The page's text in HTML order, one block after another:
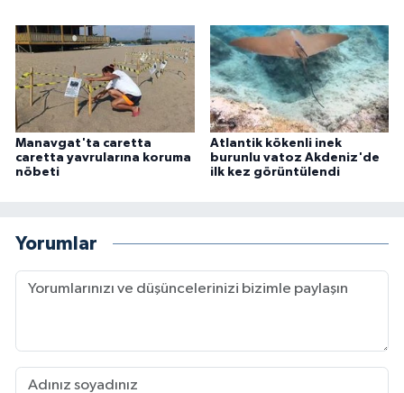
Manavgat'ta caretta
caretta yavrularına koruma
nöbeti
Atlantik kökenli inek
burunlu vatoz Akdeniz'de
ilk kez görüntülendi
Yorumlar